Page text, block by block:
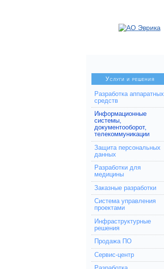
Услуги и решения
Разработка аппаратных
средств
Информационные
системы,
документооборот,
телекоммуникации
Защита персональных
данных
Разработки для
медицины
Заказные разработки
Система управления
проектами
Инфраструктурные
решения
Продажа ПО
Сервис-центр